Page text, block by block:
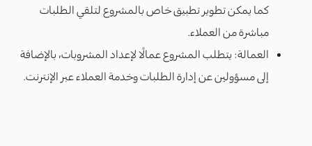
كما يمكن تطوير تطبيق خاص بالمشروع لتلقي الطلبات
مباشرة من العملاء.
العمالة: يتطلب المشروع عمالًا لإعداد المشروبات، بالإضافة
إلى مسؤولين عن إدارة الطلبات وخدمة العملاء عبر الإنترنت.